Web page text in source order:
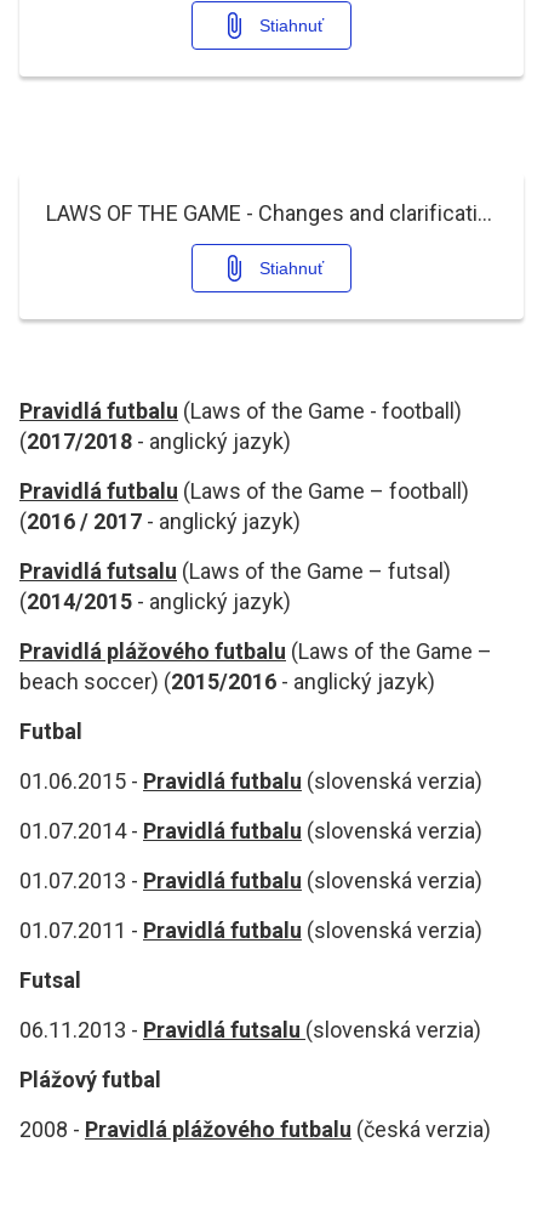
Stiahnuť
LAWS OF THE GAME - Changes and clarification 2019-20.pdf
Stiahnuť
Pravidlá futbalu (Laws of the Game - football)
(2017/2018 - anglický jazyk)
Pravidlá futbalu (Laws of the Game – football)
(2016 / 2017 - anglický jazyk)
Pravidlá futsalu (Laws of the Game – futsal)
(2014/2015 - anglický jazyk)
Pravidlá plážového futbalu (Laws of the Game –
beach soccer) (2015/2016 - anglický jazyk)
Futbal
01.06.2015 - Pravidlá futbalu (slovenská verzia)
01.07.2014 - Pravidlá futbalu (slovenská verzia)
01.07.2013 - Pravidlá futbalu (slovenská verzia)
01.07.2011 - Pravidlá futbalu (slovenská verzia)
Futsal
06.11.2013 - Pravidlá futsalu (slovenská verzia)
Plážový futbal
2008 - Pravidlá plážového futbalu (česká verzia)